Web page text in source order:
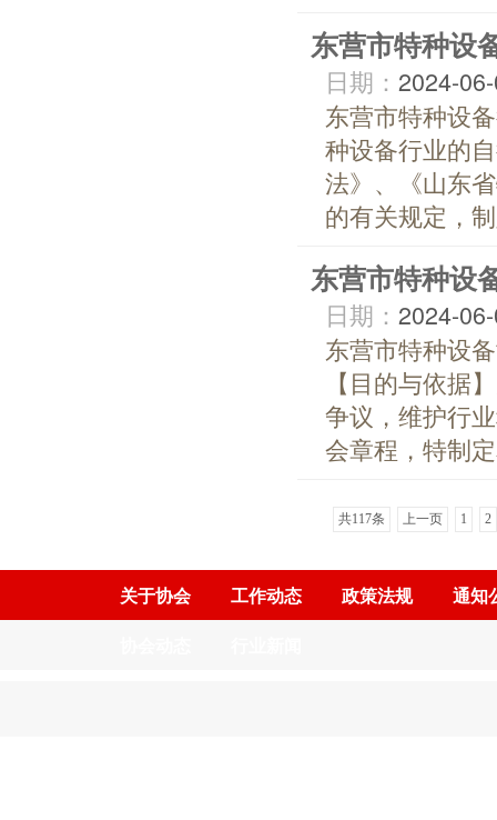
东营市特种设
日期： 2024-
东营市特种设
种设备行业的
法》、《山东
的有关规定，
东营市特种设
日期： 2024-
东营市特种设
【目的与依据
争议，维护行
会章程，特制
共117条 上一页 1 2
关于协会 工作动态 政策法规
通知